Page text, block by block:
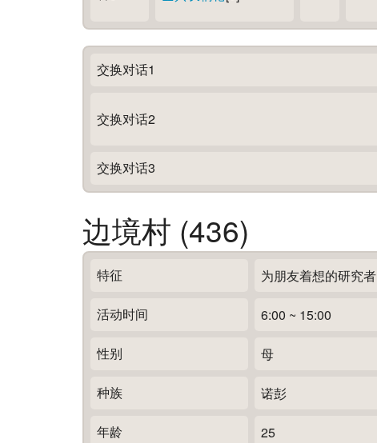
交换对话1
交换对话2
交换对话3
边境村 (436)
特征 为朋友着想的研究者
活动时间 6:00 ~ 15:00
性别 母
种族 诺彭
年龄 25